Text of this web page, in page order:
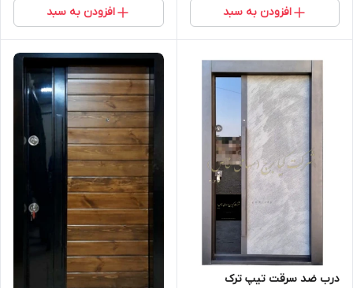
افزودن به سبد افزودن به سبد
درب ضد سرقت تیپ ترک